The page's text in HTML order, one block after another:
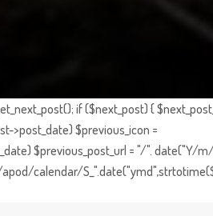
if ($next_post) {
>post_date) $previous_icon =
$previous_post_url = "/". date("Y/
calendar/